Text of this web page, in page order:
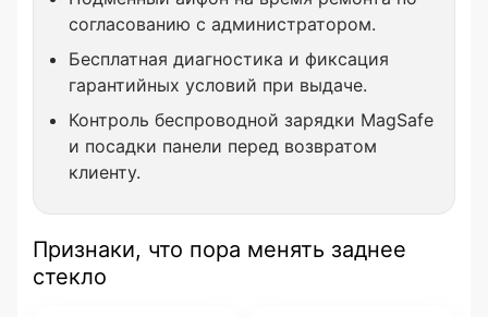
согласованию с администратором.
Бесплатная диагностика и фиксация
гарантийных условий при выдаче.
Контроль беспроводной зарядки MagSafe
и посадки панели перед возвратом
клиенту.
Признаки, что пора менять заднее
стекло